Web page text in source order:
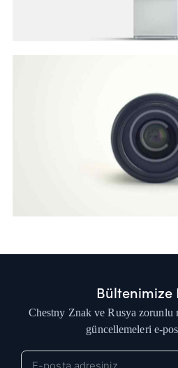
Customer
Web
Bültenimize
Chestny Znak ve Rusya zorunlu
güncellemeleri e-